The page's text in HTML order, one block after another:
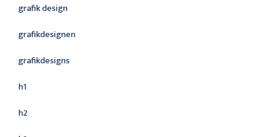
grafik design
grafikdesignen
grafikdesigns
h1
h2